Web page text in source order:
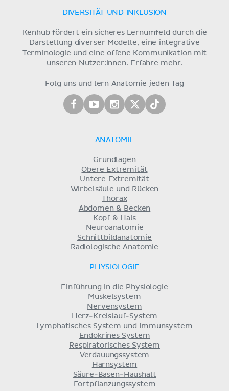
DIVERSITÄT UND INKLUSION
Kenhub fördert ein sicheres Lernumfeld durch die
Darstellung diverser Modelle, eine integrative
Terminologie und eine offene Kommunikation mit
unseren Nutzer:innen. Erfahre mehr.
Folg uns und lern Anatomie jeden Tag
ANATOMIE
Grundlagen
Obere Extremität
Untere Extremität
Wirbelsäule und Rücken
Thorax
Abdomen & Becken
Kopf & Hals
Neuroanatomie
Schnittbildanatomie
Radiologische Anatomie
PHYSIOLOGIE
Einführung in die Physiologie
Muskelsystem
Nervensystem
Herz-Kreislauf-System
Lymphatisches System und Immunsystem
Endokrines System
Respiratorisches System
Verdauungssystem
Harnsystem
Säure-Basen-Haushalt
Fortpflanzungssystem